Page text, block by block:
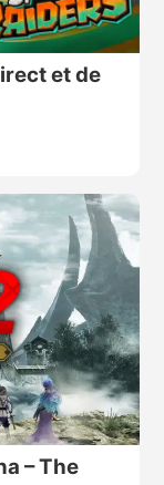
et de
– The